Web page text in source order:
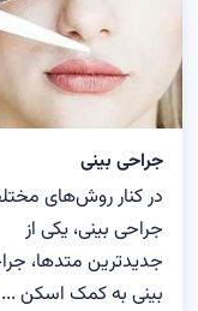
جراحی بینی
در کنار روش‌های
جراحی بینی، یکی از
جدیدترین متدها،
بینی به کمک اسکن ...